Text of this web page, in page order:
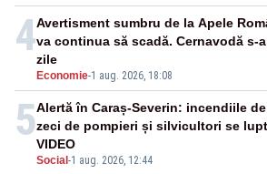
4
Economie-1 aug. 2026, 18:08
Avertisment sumbru de la Apele
va continua să scadă. Cernavodă s-
zile
5
Social -1 aug. 2026, 12:44
Alertă în Caraș-Severin: incendiile
zeci de pompieri și silvicultori se
VIDEO